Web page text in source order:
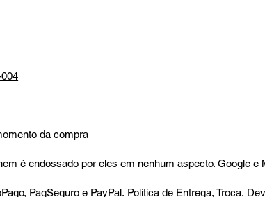
da compra
é endossado por eles em nenhum aspecto. Google
PagSeguro e PayPal. Política de Entrega, Troca,